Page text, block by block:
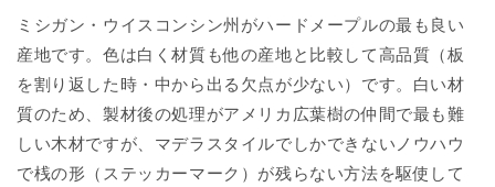
ミシガン・ウイスコンシン州がハードメープルの最も良い
産地です。色は白く材質も他の産地と比較して高品質（板
を割り返した時・中から出る欠点が少ない）です。白い材
質のため、製材後の処理がアメリカ広葉樹の仲間で最も難
しい木材ですが、マデラスタイルでしかできないノウハウ
で桟の形（ステッカーマーク）が残らない方法を駆使して